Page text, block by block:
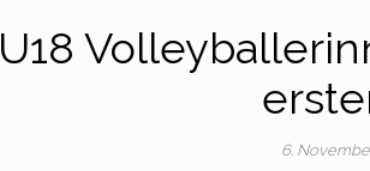
U18
6.